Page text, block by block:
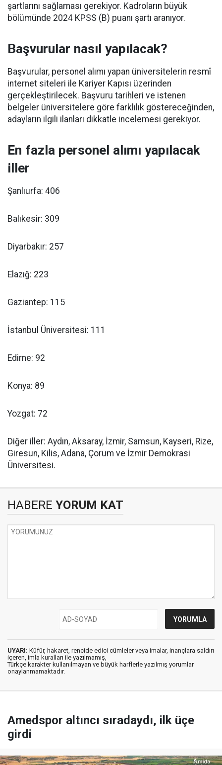
şartlarını sağlaması gerekiyor. Kadroların büyük
bölümünde 2024 KPSS (B) puanı şartı aranıyor.
Başvurular nasıl yapılacak?
Başvurular, personel alımı yapan üniversitelerin resmî
internet siteleri ile Kariyer Kapısı üzerinden
gerçekleştirilecek. Başvuru tarihleri ve istenen
belgeler üniversitelere göre farklılık göstereceğinden,
adayların ilgili ilanları dikkatle incelemesi gerekiyor.
En fazla personel alımı yapılacak
iller
Şanlıurfa: 406
Balıkesir: 309
Diyarbakır: 257
Elazığ: 223
Gaziantep: 115
İstanbul Üniversitesi: 111
Edirne: 92
Konya: 89
Yozgat: 72
Diğer iller: Aydın, Aksaray, İzmir, Samsun, Kayseri, Rize,
Giresun, Kilis, Adana, Çorum ve İzmir Demokrasi
Üniversitesi.
HABERE YORUM KAT
UYARI: Küfür, hakaret, rencide edici cümleler veya imalar, inançlara saldırı
içeren, imla kuralları ile yazılmamış,
Türkçe karakter kullanılmayan ve büyük harflerle yazılmış yorumlar
onaylanmamaktadır.
Amedspor altıncı sıradaydı, ilk üçe
girdi